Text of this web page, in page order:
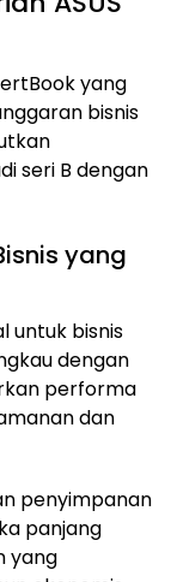
yang
bisnis
seri B dengan
yang
untuk bisnis
dengan
performa
dan
penyimpanan
panjang
yang